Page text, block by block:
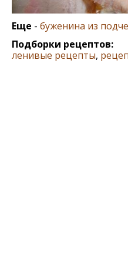
Еще - буженина из
Подборки рецептов:
ленивые рецепты,